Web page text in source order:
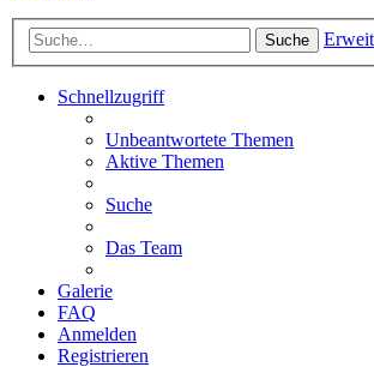
Suche
Schnellzugriff
Unbeantwortete Themen
Aktive Themen
Suche
Das Team
Galerie
FAQ
Anmelden
Registrieren